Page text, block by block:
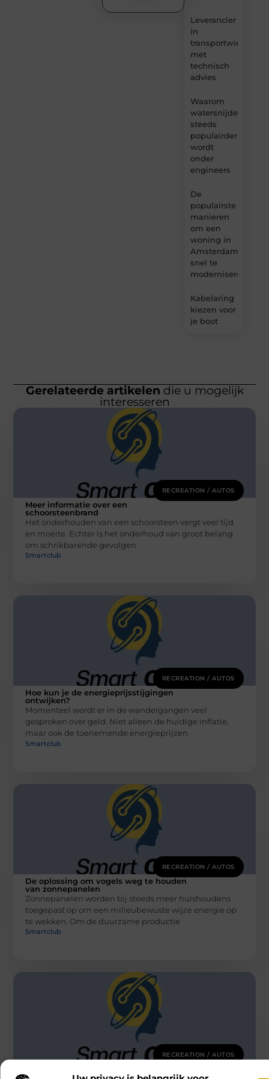
Leverancier
in
transportwielen
met
technisch
advies
Waarom
watersnijden
steeds
populairder
wordt
onder
engineers
De
populairste
manieren
om een
woning in
Amsterdam
snel te
moderniseren
Kabelaring
kiezen voor
je boot
Gerelateerde artikelen die u mogelijk
interesseren
RECREATION / AUTOS
Meer informatie over een
schoorsteenbrand
Het onderhouden van een schoorsteen vergt veel tijd
en moeite. Echter is het onderhoud van groot belang
om schrikbarende gevolgen
Smartclub
RECREATION / AUTOS
Hoe kun je de energieprijsstijgingen
ontwijken?
Momenteel wordt er in de wandelgangen veel
gesproken over geld. Niet alleen de huidige inflatie,
maar ook de toenemende energieprijzen
Smartclub
RECREATION / AUTOS
De oplossing om vogels weg te houden
van zonnepanelen
Zonnepanelen worden bij steeds meer huishoudens
toegepast op om een milieubewuste wijze energie op
te wekken. Om de duurzame productie
Smartclub
RECREATION / AUTOS
deejay